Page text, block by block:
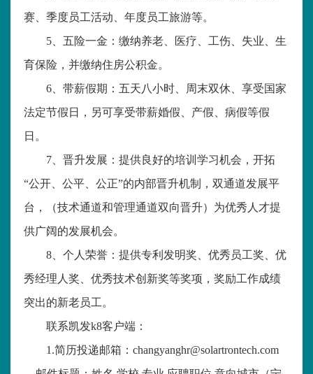
赛、季度员工活动、年度员工旅游等。
5、五险一金：缴纳养老、医疗、工伤、失业、生
育保险，并缴纳住房公积金。
6、带薪假期：五天八小时、周末双休、享受国家
法定节假日，另可享受带薪婚假、产假、病假等假
日。
7、晋升发展：提供良好的培训学习机会，开拓
“公开、公平、公正”的内部晋升机制，双通道发展平
台，（技术通道和管理通道双向晋升）为优秀人才提
供广阔的发展机会。
8、个人荣誉：提供专利发明奖、优秀员工奖、优
秀经理人奖、优秀技术创新奖等奖项，奖励工作成绩
突出的新老员工。
联系凯发k8客户端：
1.简历投递邮箱： changyanghr@solartrontech.com